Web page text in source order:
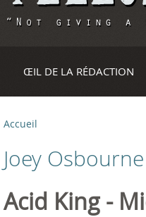
ŒIL DE LA RÉDACTION
V
o
u
Accueil
Joey Osbourne
Acid King -